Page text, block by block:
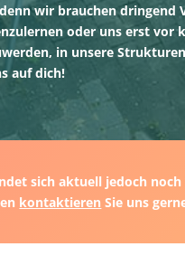
wir brauchen dringend
oder uns erst vor
in unsere
auf dich!
sich aktuell jedoch noch
kontaktieren Sie uns